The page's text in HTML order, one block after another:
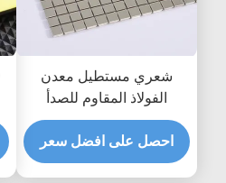
شعري مستطيل معدن
الفولاذ المقاوم للصدأ
فسيفساء بلاط باكسبلاش
ملابس مقاومة
احصل على افضل سعر